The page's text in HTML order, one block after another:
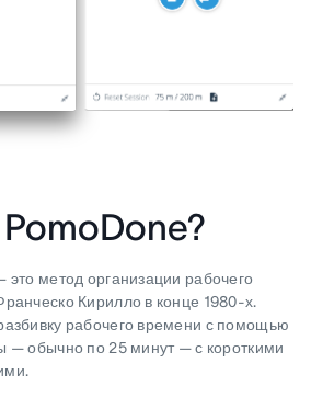
PomoDone?
метод организации рабочего
Кирилло в конце 1980-х.
рабочего времени с помощью
— обычно по 25 минут — с короткими